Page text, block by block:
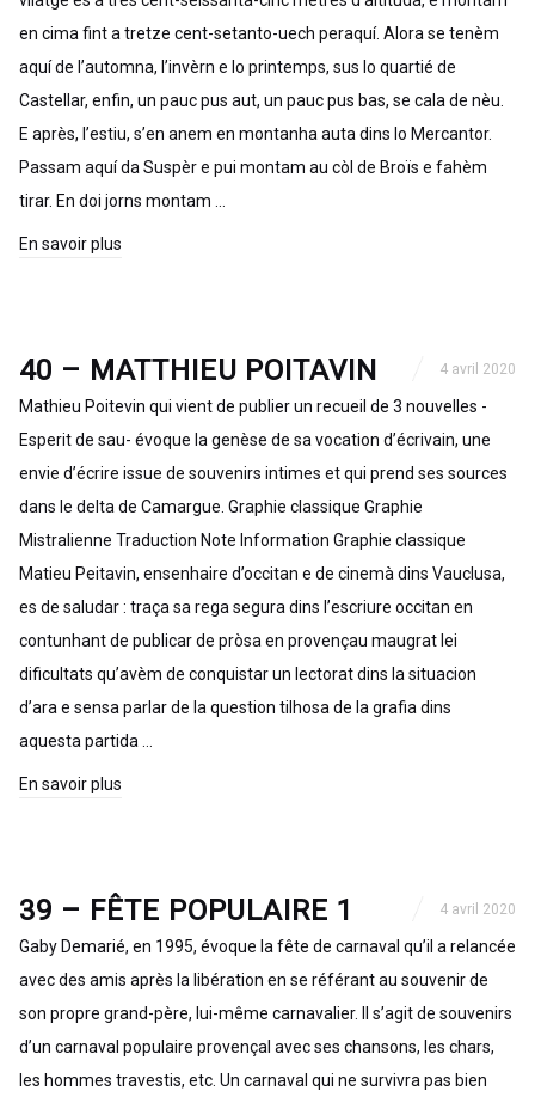
en cima fint a tretze cent-setanto-uech peraquí. Alora se tenèm
aquí de l’automna, l’invèrn e lo printemps, sus lo quartié de
Castellar, enfin, un pauc pus aut, un pauc pus bas, se cala de nèu.
E après, l’estiu, s’en anem en montanha auta dins lo Mercantor.
Passam aquí da Suspèr e pui montam au còl de Broïs e fahèm
tirar. En doi jorns montam …
En savoir plus
40 – MATTHIEU POITAVIN 4 avril 2020
Mathieu Poitevin qui vient de publier un recueil de 3 nouvelles -
Esperit de sau- évoque la genèse de sa vocation d’écrivain, une
envie d’écrire issue de souvenirs intimes et qui prend ses sources
dans le delta de Camargue. Graphie classique Graphie
Mistralienne Traduction Note Information Graphie classique
Matieu Peitavin, ensenhaire d’occitan e de cinemà dins Vauclusa,
es de saludar : traça sa rega segura dins l’escriure occitan en
contunhant de publicar de pròsa en provençau maugrat lei
dificultats qu’avèm de conquistar un lectorat dins la situacion
d’ara e sensa parlar de la question tilhosa de la grafia dins
aquesta partida …
En savoir plus
39 – FÊTE POPULAIRE 1 4 avril 2020
Gaby Demarié, en 1995, évoque la fête de carnaval qu’il a relancée
avec des amis après la libération en se référant au souvenir de
son propre grand-père, lui-même carnavalier. Il s’agit de souvenirs
d’un carnaval populaire provençal avec ses chansons, les chars,
les hommes travestis, etc. Un carnaval qui ne survivra pas bien